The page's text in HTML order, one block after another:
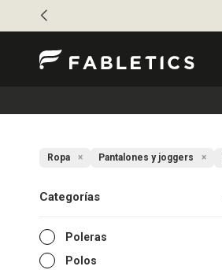
Ropa Pantalones y joggers
Categorías
Poleras
Polos